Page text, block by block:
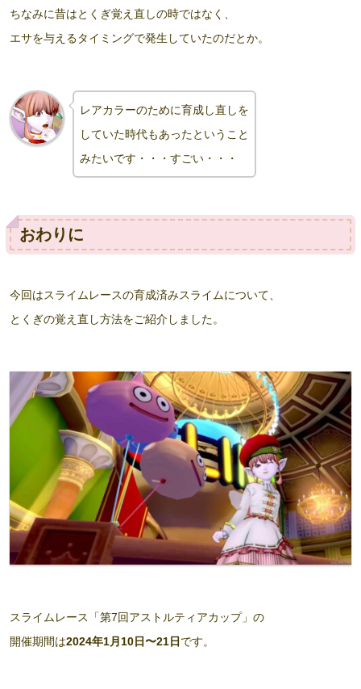
ちなみに昔はとくぎ覚え直しの時ではなく、
エサを与えるタイミングで発生していたのだとか。
レアカラーのために育成し直しを
していた時代もあったということ
みたいです・・・すごい・・・
おわりに
今回はスライムレースの育成済みスライムについて、
とくぎの覚え直し方法をご紹介しました。
スライムレース「第7回アストルティアカップ」の
開催期間は2024年1月10日〜21日 です。